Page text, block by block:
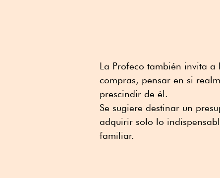
La Profeco también invita
compras, pensar en si
prescindir de él.
Se sugiere destinar un
adquirir solo lo
familiar.